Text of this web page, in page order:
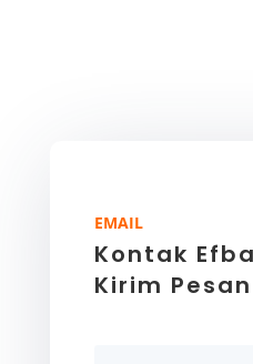
EMAIL
Kontak
Kirim